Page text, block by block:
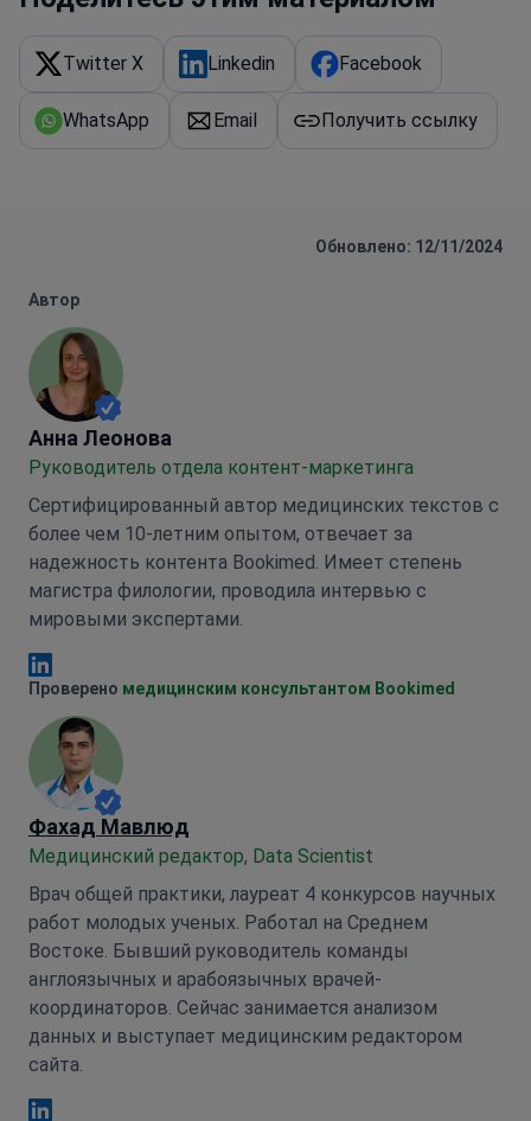
Twitter X Linkedin Facebook
WhatsApp Email Получить ссылку
Обновлено: 12/11/2024
Автор
Анна Леонова
Анна Леонова
Руководитель отдела контент-маркетинга
Сертифицированный автор медицинских текстов с
более чем 10-летним опытом, отвечает за
надежность контента Bookimed. Имеет степень
магистра филологии, проводила интервью с
мировыми экспертами.
Анна Леонова Linkedin
Проверено медицинским консультантом Bookimed
Фахад Мавлюд
Медицинский редактор, Data Scientist
Врач общей практики, лауреат 4 конкурсов научных
работ молодых ученых. Работал на Среднем
Востоке. Бывший руководитель команды
англоязычных и арабоязычных врачей-
координаторов. Сейчас занимается анализом
данных и выступает медицинским редактором
сайта.